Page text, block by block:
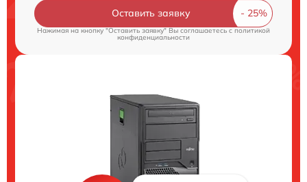
Оставить заявку
Нажимая на кнопку "Оставить заявку" Вы соглашаетесь cполитикой
конфиденциальности